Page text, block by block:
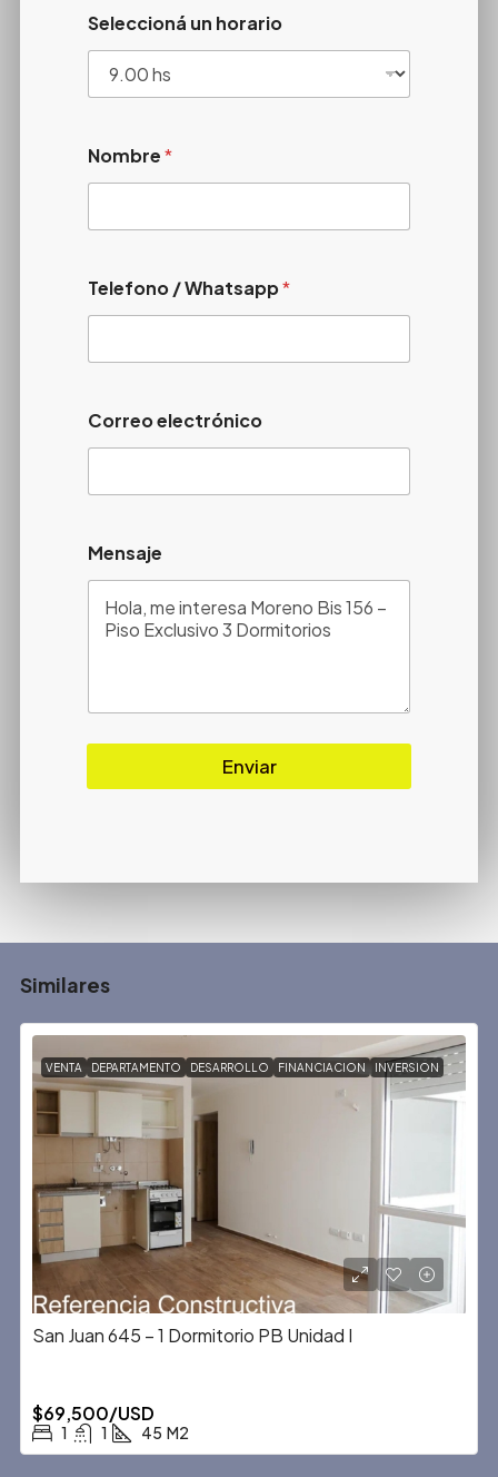
Seleccioná un horario
Nombre*
Telefono / Whatsapp*
Correo electrónico
Mensaje
Enviar
Similares
VENTA DEPARTAMENTO DESARROLLO FINANCIACION INVERSION
San Juan 645 – 1 Dormitorio PB Unidad I
$69,500/USD
1 1 45 M2